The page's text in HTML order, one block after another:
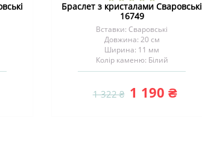
Браслет з кристалами Сваровські
16749
Вставки: Сваровські
Довжина: 20 см
Ширина: 11 мм
Колір каменю: Білий
1 322 ₴ 1 190 ₴